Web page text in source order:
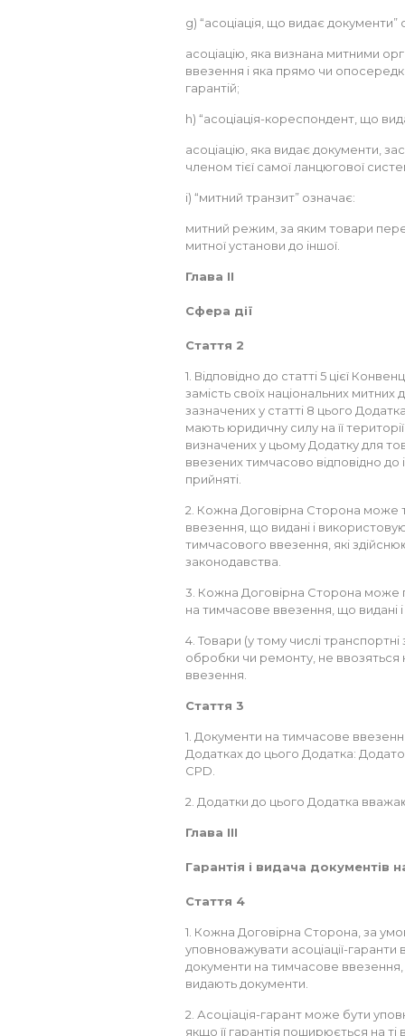
g) “асоціація, що видає документи”
асоціацію, яка визнана митними
ввезення і яка прямо чи
гарантій;
h) “асоціація-кореспондент, що
асоціацію, яка видає документи,
членом тієї самої ланцюгової
i) “митний транзит” означає:
митний режим, за яким товари
митної установи до іншої.
Глава II
Сфера дії
Стаття 2
1. Відповідно до статті 5 цієї
замість своїх національних митних
зазначених у статті 8 цього
мають юридичну силу на її
визначених у цьому Додатку для
ввезених тимчасово відповідно до
прийняті.
2. Кожна Договірна Сторона може
ввезення, що видані і
тимчасового ввезення, які
законодавства.
3. Кожна Договірна Сторона може
на тимчасове ввезення, що видані
4. Товари (у тому числі
обробки чи ремонту, не ввозяться
ввезення.
Стаття 3
1. Документи на тимчасове
Додатках до цього Додатка:
CPD.
2. Додатки до цього Додатка
Глава III
Гарантія і видача документів
Стаття 4
1. Кожна Договірна Сторона, за
уповноважувати асоціації-
документи на тимчасове
видають документи.
2. Асоціація-гарант може бути
якщо її гарантія поширюється на ті